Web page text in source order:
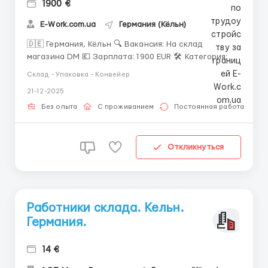
1900 €
E-Work.com.ua Германия (Кёльн)
🇩🇪 Германия, Кёльн 🔍 Вакансия: На склад
магазина DM 💶 Зарплата: 1900 EUR 🛠 Категория:
Різноробочий ℹ️ Детальная информация: Приезд на
Кандидаты под параграф живут 2 недели бесплатно
и ждут параграф , потом выход на работу ) 📒
Склад - Упаковка - Конвейер
21-12-2025
Без опыта С проживанием Постоянная работа
Откликнуться
Работники склада. Кельн.
Германия.
14 €